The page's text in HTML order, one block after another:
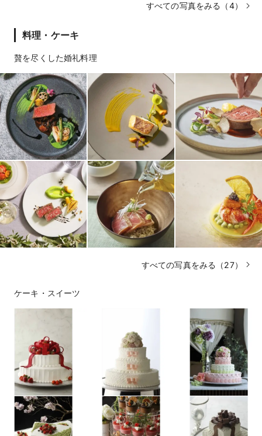
すべての写真をみる（4）
料理・ケーキ
贅を尽くした婚礼料理
すべての写真をみる（27）
ケーキ・スイーツ